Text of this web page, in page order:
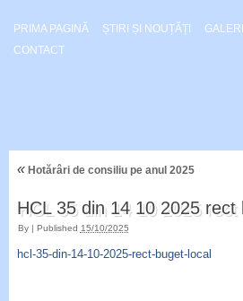
PRIMA PAGINĂ ȘTIRI ȘI NOUȚĂȚI
CONTACT
«Hotărâri de consiliu pe anul 2025
HCL 35 din 14 10 2025 rect
By | Published 15/10/2025
hcl-35-din-14-10-2025-rect-buget-local